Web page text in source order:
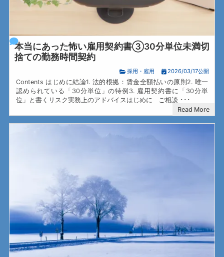
本当にあった怖い雇用契約書③30分単位未満切
捨ての勤務時間契約
採用・雇用 2026/03/17公開
Contents はじめに結論1. 法的根拠：賃金全額払いの原則2. 唯一
認められている「30分単位」の特例3. 雇用契約書に「30分単
位」と書くリスク実務上のアドバイスはじめに ご相談 ･･･
Read More